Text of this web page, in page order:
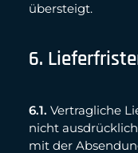
übersteigt.
6.
6.1. Vertragliche
nicht
mit der